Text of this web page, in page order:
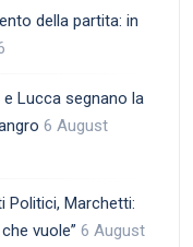
della partita: in
Lucca segnano la
6 August
Politici, Marchetti:
vuole” 6 August